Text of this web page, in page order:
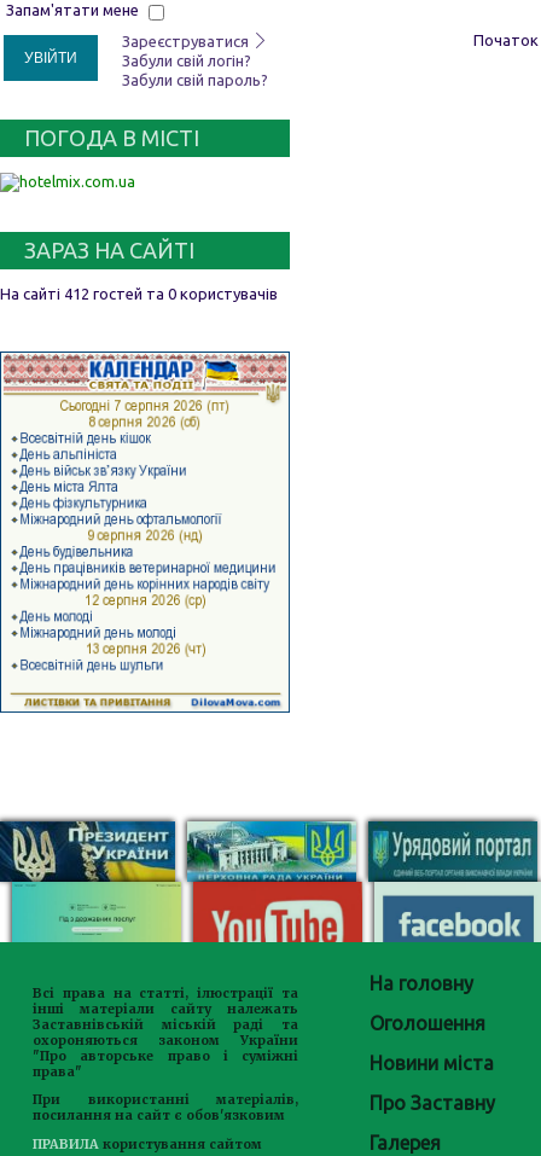
Запам'ятати мене
УВІЙТИ
Зареєструватися
Забули свій логін?
Забули свій пароль?
ПОГОДА В МІСТІ
ЗАРАЗ НА САЙТІ
На сайті 412 гостей та 0 користувачів
Початок
Всі права на статті, ілюстрації та
інші матеріали сайту належать
Заставнівській міській раді та
охороняються законом України
"Про авторське право і суміжні
права"
При використанні матеріалів,
посилання на сайт є обов'язковим
ПРАВИЛА користування сайтом
На головну
Оголошення
Новини міста
Про Заставну
Галерея